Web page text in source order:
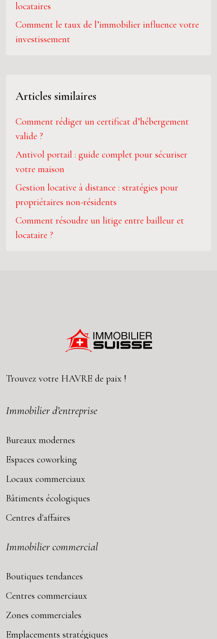
locataires
Comment le taux de l’immobilier influence votre
investissement
Articles similaires
Comment rédiger un certificat d’hébergement
valide ?
Antivol portail : guide complet pour sécuriser
votre maison
Gestion locative à distance : stratégies pour
propriétaires non-résidents
Comment résoudre un litige entre bailleur et
locataire ?
Trouvez votre HAVRE de paix !
Immobilier d’entreprise
Bureaux modernes
Espaces coworking
Locaux commerciaux
Bâtiments écologiques
Centres d'affaires
Immobilier commercial
Boutiques tendances
Centres commerciaux
Zones commerciales
Emplacements stratégiques